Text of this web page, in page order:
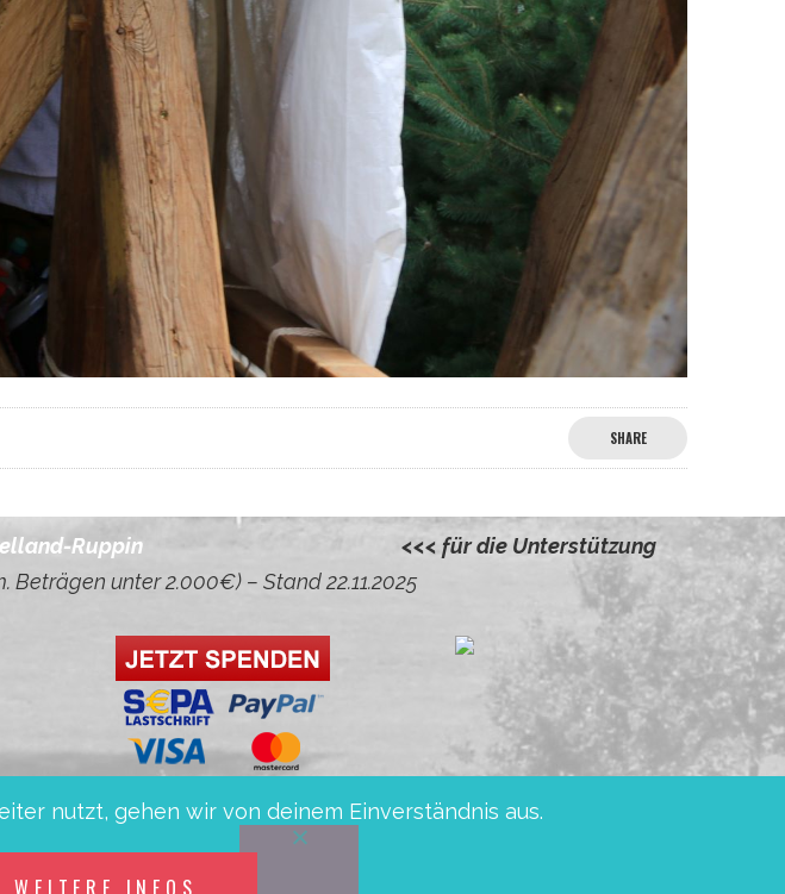
SHARE
Kautz, Almut und Helmut
<<< für die Unterstützung
Beträgen unter 2.000€) – Stand 22.11.2025
Sparkasse BIC: WELADED1PMB
nutzt, gehen wir von deinem Einverständnis aus.
WEITERE INFOS